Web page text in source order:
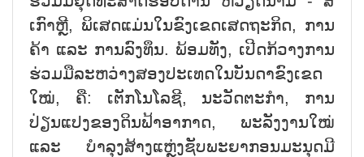
ເກົາຫຼີ, ພິເສດແມ່ນໃນຂົງເຂດເສດຖະກິດ, ການ
ຄ້າ ແລະ ການລົງທຶນ. ພ້ອມທັງ, ເປີດກ້ວາງການ
ຮ່ວມມືລະຫວ່າງສອງປະເທດໃນບັນດາຂົງເຂດ
ໃໝ່, ຄື: ເຕັກໂນໂລຊີ, ນະວັດຕະກຳ, ການ
ປ່ຽນແປງຂອງດິນຟ້າອາກາດ, ພະລັງງານໃໝ່
ແລະ ບຳລຸງສ້າງແຫຼ່ງຊັບພະຍາກອນມະນຸດມີ